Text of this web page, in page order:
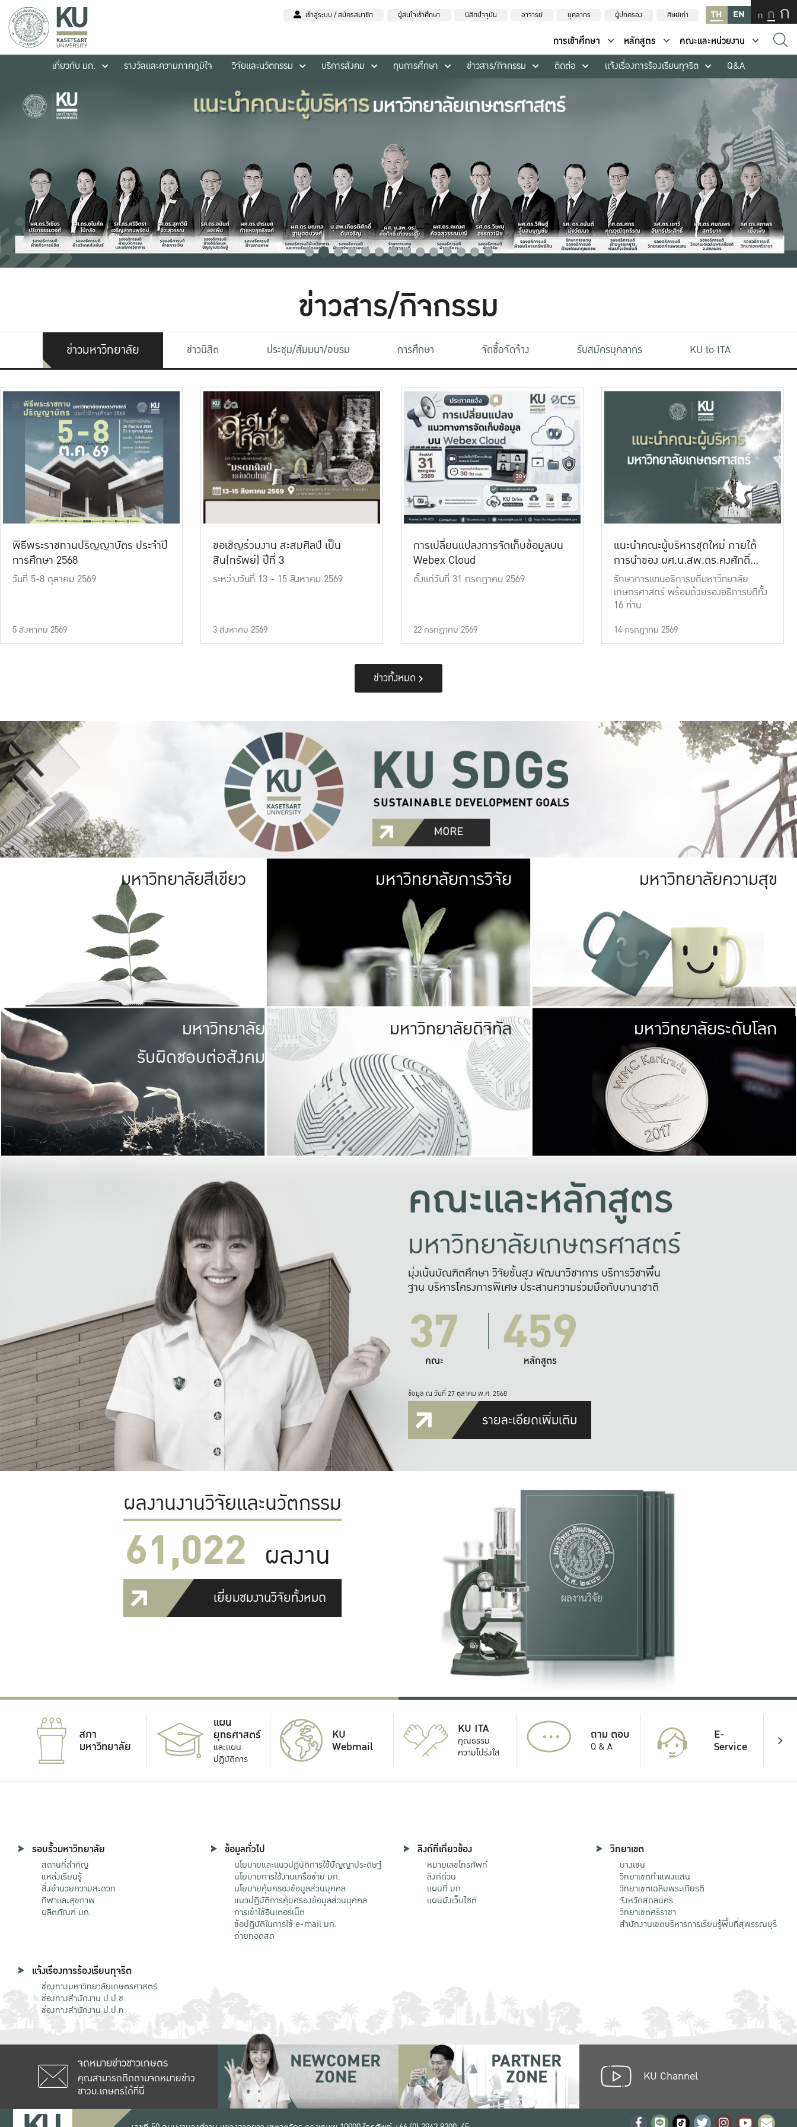
เข้าสู่ระบบ / สมัครสมาชิก ผู้สนใจเข้าศึกษา นิสิตปัจจุบัน อาจารย์ บุคลากร ผู้ปกครอง ศิษย์เก่า TH EN ก ก ก
การเข้าศึกษา หลักสูตร
คณะและหน่วยงาน
เกี่ยวกับ มก.
รางวัลและความภาคภูมิใจ วิจัยและนวัตกรรม บริการสังคม ทุนการศึกษา ข่าวสาร/กิจกรรม ติดต่อ แจ้งเรื่องการร้องเรียนทุจริต Q&A
ข่าวสาร/กิจกรรม
ข่าวมหาวิทยาลัย ข่าวนิสิต ประชุม/สัมมนา/อบรม การศึกษา จัดซื้อจัดจ้าง รับสมัครบุคลากร KU to ITA
พิธีพระราชทานปริญญาบัตร ประจำปี
การศึกษา 2568
วันที่ 5-8 ตุลาคม 2569
5 สิงหาคม 2569
ขอเชิญร่วมงาน สะสมศิลป์ เป็น
สิน(ทรัพย์) ปีที่ 3
ระหว่างวันที่ 13 - 15 สิงหาคม 2569
3 สิงหาคม 2569
การเปลี่ยนแปลงการจัดเก็บข้อมูลบน
Webex Cloud
ตั้งแต่วันที่ 31 กรกฎาคม 2569
22 กรกฎาคม 2569
แนะนำคณะผู้บริหารชุดใหม่ ภายใต้
การนำของ ผศ.น.สพ.ดร.คงศักดิ์
เที่ยงธรรม
รักษาการแทนอธิการบดีมหาวิทยาลัย
เกษตรศาสตร์ พร้อมด้วยรองอธิการบดีทั้ง
16 ท่าน
14 กรกฎาคม 2569
ข่าวทั้งหมด
มหาวิทยาลัยสีเขียว มหาวิทยาลัย
เกษตรศาสตร์ มีพื้นที่เขียวสดใส หนาแน่น
เป็นป่าในเมือง (URBAN FOREST)
เกษตรในเมือง (URBAN AGRICULTURE)
ที่นับรวมกันได้ประมาณ 1,400 ไร่
มหาวิทยาลัยการวิจัย มหาวิทยาลัย
ให้กับประชาชน
มหาวิทยาลัยความสุข
มหาวิทยาลัย
รับผิดชอบต่อสังคม
มหาวิทยาลัยรับผิดชอบต่อสังคม
ร่วมมือกับชุมชน เพื่อความกินดีอยู่ดี
และความสุขอย่างยั่งยืน
มองปัญหาในภาพกว้าง
แก้ไขจากปัญหาจุดเล็กๆ
มหาวิทยาลัยดิจิทัล มหาวิทยา
พร้อมที่จ
และผลักดันในการใช้ระบบส
เพื่อการทำงานแ
มหาวิทยาลัยระดับโลก
คณะและหลักสูตร
มหาวิทยาลัยเกษตรศาสตร์
มุ่งเน้นบัณฑิตศึกษา วิจัยขั้นสูง พัฒนาวิชาการ บริการวิชาพื้น
ฐาน บริหารโครงการพิเศษ ประสานความร่วมมือกับนานาชาติ
37
คณะ 459
หลักสูตร
ข้อมูล ณ วันที่ 27 ตุลาคม พ.ศ. 2568
รายละเอียดเพิ่มเติม
ผลงานงานวิจัยและนวัตกรรม
61,022 ผลงาน
เยี่ยมชมงานวิจัยทั้งหมด
สภา
มหาวิทยาลัย
แผน
ยุทธศาสตร์
และแผน
ปฏิบัติการ
KU
Webmail
KU ITA
คุณธรรม
ความโปร่งใส
... ถาม ตอบ
Q & A
E-
Service
รอบรั้วมหาวิทยาลัย
สถานที่สำคัญ
แหล่งเรียนรู้
สิ่งอำนวยความสะดวก
กีฬาและสุขภาพ
ผลิตภัณฑ์ มก.
ข้อมูลทั่วไป
นโยบายและแนวปฏิบัติการใช้ปัญญาประดิษฐ์
นโยบายการใช้งานเครือข่าย มก.
นโยบายคุ้มครองข้อมูลส่วนบุคคล
แนวปฏิบัติการคุ้มครองข้อมูลส่วนบุคคล
การเข้าใช้อินเตอร์เน็ต
ข้อปฏิบัติในการใช้ e-mail มก.
ถ่ายทอดสด
ลิงก์ที่เกี่ยวข้อง
หมายเลขโทรศัพท์
ลิงก์ด่วน
แผนที่ มก.
แผนผังเว็บไซต์
วิทยาเขต
บางเขน
วิทยาเขตกําแพงแสน
วิทยาเขตเฉลิมพระเกียรติ
จังหวัดสกลนคร
วิทยาเขตศรีราชา
สำนักงานเขตบริหารการเรียนรู้พื้นที่สุพรรณบุรี
แจ้งเรื่องการร้องเรียนทุจริต
ช่องทางมหาวิทยาลัยเกษตรศาสตร์
ช่องทางสำนักงาน ป.ป.ช.
ช่องทางสำนักงาน ป.ป.ท.
จดหมายข่าวชาวเกษตร
คุณสามารถติดตามจดหมายข่าว
ชาวม.เกษตรได้ที่นี่
NEWCOMER
ZONE
PARTNER
ZONE KU Channel